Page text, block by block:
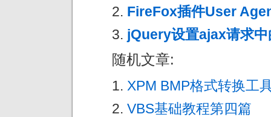
FireFox插件User
jQuery设置ajax请求
随机文章:
XPM BMP格式转换工
VBS基础教程第四篇